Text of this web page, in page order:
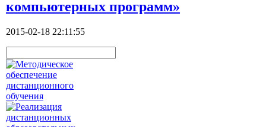
компьютерных программ»
2015-02-18 22:11:55